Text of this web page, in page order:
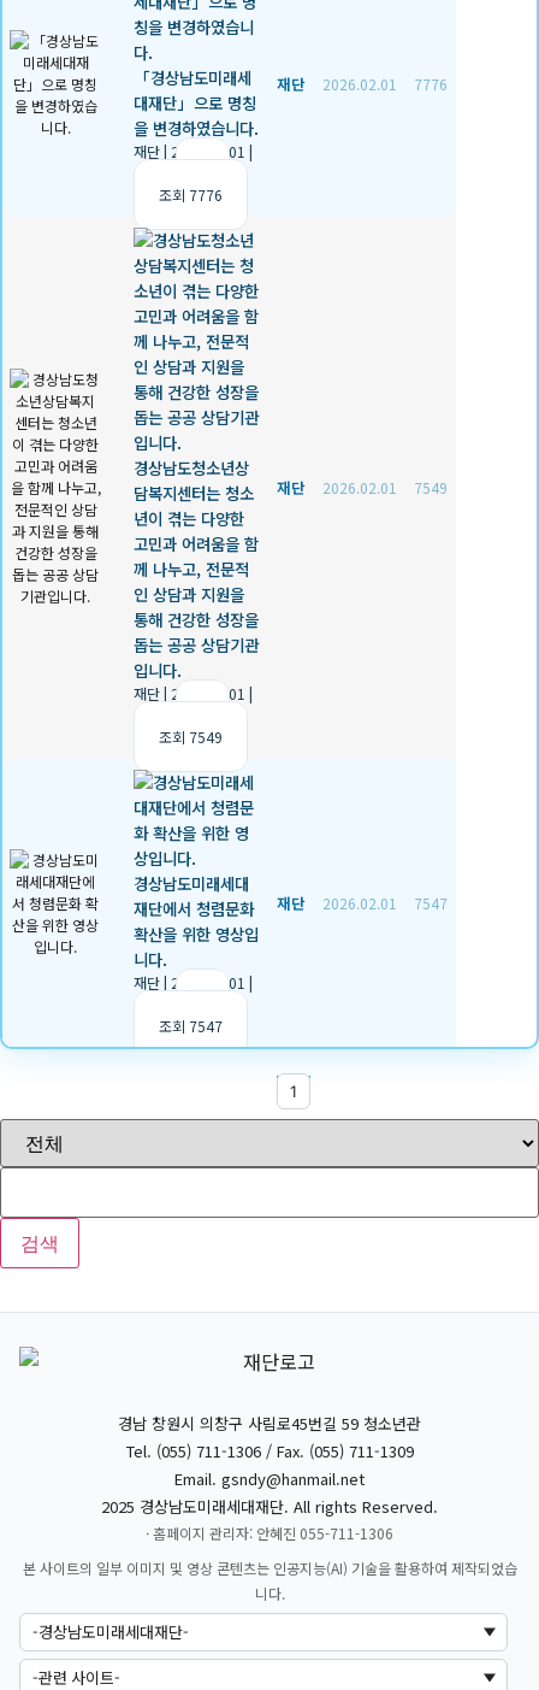
「경상남도미래세
대재단」으로 명칭
을 변경하였습니다.
재단| 2026.02.01 |
조회 7776
재단 2026.02.01 7776
경상남도청소년상
담복지센터는 청소
년이 겪는 다양한
고민과 어려움을 함
께 나누고, 전문적
인 상담과 지원을
통해 건강한 성장을
돕는 공공 상담기관
입니다.
재단| 2026.02.01 |
조회 7549
재단 2026.02.01 7549
경상남도미래세대
재단에서 청렴문화
확산을 위한 영상입
니다.
재단| 2026.02.01 |
조회 7547
재단 2026.02.01 7547
1
검색
경남 창원시 의창구 사림로45번길 59 청소년관
Tel. (055) 711-1306 / Fax. (055) 711-1309
Email. gsndy@hanmail.net
2025 경상남도미래세대재단. All rights Reserved.
· 홈페이지 관리자: 안혜진 055-711-1306
본 사이트의 일부 이미지 및 영상 콘텐츠는 인공지능(AI) 기술을 활용하여 제작되었습
니다.